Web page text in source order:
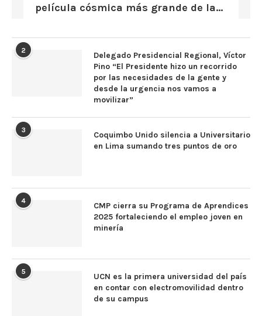
película cósmica más grande de la...
2
Delegado Presidencial Regional, Víctor
Pino “El Presidente hizo un recorrido
por las necesidades de la gente y
desde la urgencia nos vamos a
movilizar”
3
Coquimbo Unido silencia a Universitario
en Lima sumando tres puntos de oro
4
CMP cierra su Programa de Aprendices
2025 fortaleciendo el empleo joven en
minería
5
UCN es la primera universidad del país
en contar con electromovilidad dentro
de su campus